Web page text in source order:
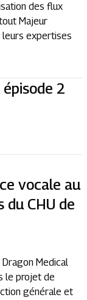
des flux
Majeur
leurs expertises
2
vocale au
CHU de
Medical
le projet de
générale et